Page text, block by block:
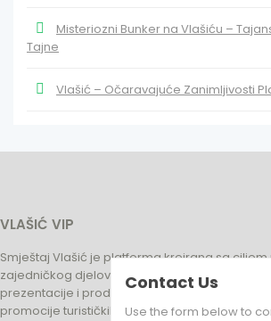
Misteriozni Bunker na Vlašiću –
Tajne
Vlašić – Očaravajuće Zanimljivosti
VLAŠIĆ VIP
Smještaj Vlašić je platforma kreirana sa
zajedničkog djelovanja turističkih biznisa na
prezentacije i prodaje usluga i proizvoda,
promocije turističkih potencijala na Vlašiću.
Contact Us
Use the form below to